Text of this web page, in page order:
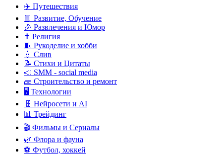
✈️ Путешествия
📘 Развитие, Обучение
🎉 Развлечения и Юмор
✝️ Религия
🧵 Рукоделие и хобби
💧 Слив
📝 Стихи и Цитаты
📣 SMM - social media
🧱 Строительство и ремонт
🖥️ Технологии
🧬 Нейросети и AI
📊 Трейдинг
🎬 Фильмы и Сериалы
🌿 Флора и фауна
⚽ Футбол, хоккей